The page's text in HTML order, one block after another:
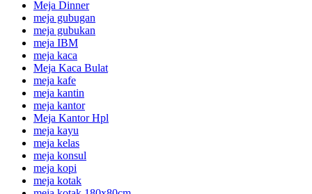
Meja Dinner
meja gubugan
meja gubukan
meja IBM
meja kaca
Meja Kaca Bulat
meja kafe
meja kantin
meja kantor
Meja Kantor Hpl
meja kayu
meja kelas
meja konsul
meja kopi
meja kotak